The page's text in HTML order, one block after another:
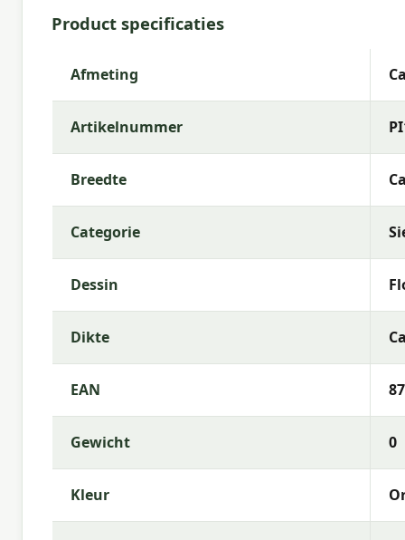
Kleur:orange
Afmeting:Ca. 30x50 cm
Stof:50% Cotton 45% Polyester 5% Other fibers
Rits:Ja (hoes afneembaar)
Kleurechtheid:6 of 8
Garantie:2 jaar
Gebruiksinstructies
zeepwater. Laat het kussen volledig drogen
Meer informatie of advies nodig?
Heb je vragen over de Madison sierkussen Florina
Madison? Neem gerust contact met ons op via
je graag bij de keuze die het beste past bij jouw
Waarom Madison?
Product specificaties
Afmeting
Artikelnummer
Breedte
Categorie
Dessin
Dikte
EAN
Gewicht 0
Kleur